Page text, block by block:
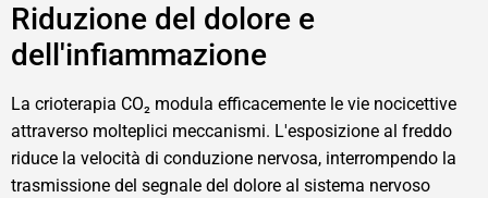
Riduzione del dolore e
dell'infiammazione
La crioterapia CO₂ modula efficacemente le vie nocicettive
attraverso molteplici meccanismi. L'esposizione al freddo
riduce la velocità di conduzione nervosa, interrompendo la
trasmissione del segnale del dolore al sistema nervoso